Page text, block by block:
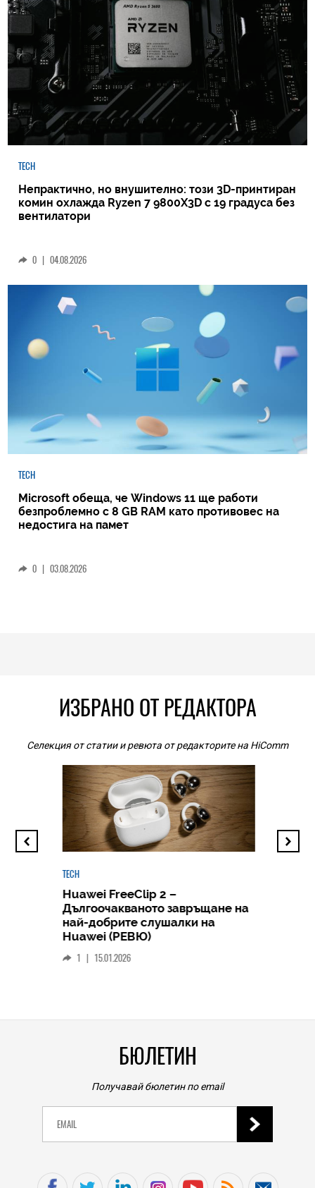
TECH
Непрактично, но внушително: този 3D-принтиран
комин охлажда Ryzen 7 9800X3D с 19 градуса без
вентилатори
0 | 04.08.2026
TECH
Microsoft обеща, че Windows 11 ще работи
безпроблемно с 8 GB RAM като противовес на
недостига на памет
0 | 03.08.2026
ИЗБРАНО ОТ РЕДАКТОРА
Селекция от статии и ревюта от редакторите на HiComm
TECH
Huawei FreeClip 2 –
Дългоочакваното завръщане на
най-добрите слушалки на
Huawei (РЕВЮ)
1 | 15.01.2026
БЮЛЕТИН
Получавай бюлетин по email